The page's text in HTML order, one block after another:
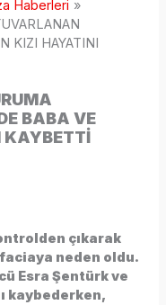
Haberleri
KIZI HAYATINI
BABA VE
KAYBETTİ
çıkarak
neden oldu.
Esra Şentürk ve
kaybederken,